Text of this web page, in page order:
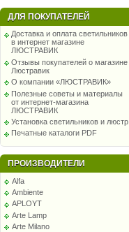
ДЛЯ ПОКУПАТЕЛЕЙ
Доставка и оплата светильников
в интернет магазине
ЛЮСТРАВИК
Отзывы покупателей о магазине
Люстравик
О компании «ЛЮСТРАВИК»
Полезные советы и материалы
от интернет-магазина
ЛЮСТРАВИК
Установка светильников и люстр
Печатные каталоги PDF
ПРОИЗВОДИТЕЛИ
Alfa
Ambiente
APLOYT
Arte Lamp
Arte Milano